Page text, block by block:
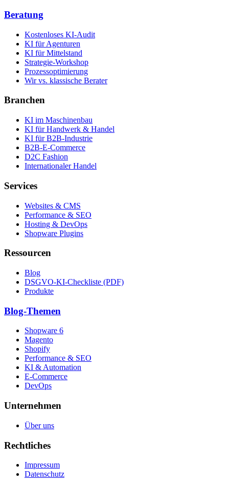
Beratung
Kostenloses KI-Audit
KI für Agenturen
KI für Mittelstand
Strategie-Workshop
Prozessoptimierung
Wir vs. klassische Berater
Branchen
KI im Maschinenbau
KI für Handwerk & Handel
KI für B2B-Industrie
B2B-E-Commerce
D2C Fashion
Internationaler Handel
Services
Websites & CMS
Performance & SEO
Hosting & DevOps
Shopware Plugins
Ressourcen
Blog
DSGVO-KI-Checkliste (PDF)
Produkte
Blog-Themen
Shopware 6
Magento
Shopify
Performance & SEO
KI & Automation
E-Commerce
DevOps
Unternehmen
Über uns
Rechtliches
Impressum
Datenschutz